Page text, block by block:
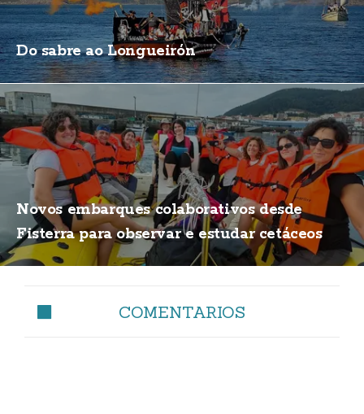
Do sabre ao Longueirón
Novos embarques colaborativos desde
Fisterra para observar e estudar cetáceos
COMENTARIOS